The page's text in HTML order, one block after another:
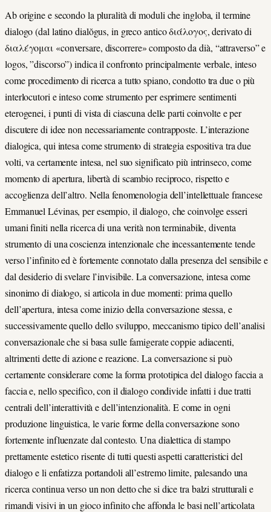
Ab origine e secondo la pluralità di moduli che ingloba, il termine
dialogo (dal latino dialŏgus, in greco antico διάλογος, derivato di
διαλέγομαι «conversare, discorrere» composto da dià, “attraverso” e
logos, ”discorso”) indica il confronto principalmente verbale, inteso
come procedimento di ricerca a tutto spiano, condotto tra due o più
interlocutori e inteso come strumento per esprimere sentimenti
eterogenei, i punti di vista di ciascuna delle parti coinvolte e per
discutere di idee non necessariamente contrapposte. L’interazione
dialogica, qui intesa come strumento di strategia espositiva tra due
volti, va certamente intesa, nel suo significato più intrinseco, come
momento di apertura, libertà di scambio reciproco, rispetto e
accoglienza dell’altro. Nella fenomenologia dell’intellettuale francese
Emmanuel Lévinas, per esempio, il dialogo, che coinvolge esseri
umani finiti nella ricerca di una verità non terminabile, diventa
strumento di una coscienza intenzionale che incessantemente tende
verso l’infinito ed è fortemente connotato dalla presenza del sensibile e
dal desiderio di svelare l’invisibile. La conversazione, intesa come
sinonimo di dialogo, si articola in due momenti: prima quello
dell’apertura, intesa come inizio della conversazione stessa, e
successivamente quello dello sviluppo, meccanismo tipico dell’analisi
conversazionale che si basa sulle famigerate coppie adiacenti,
altrimenti dette di azione e reazione. La conversazione si può
certamente considerare come la forma prototipica del dialogo faccia a
faccia e, nello specifico, con il dialogo condivide infatti i due tratti
centrali dell’interattività e dell’intenzionalità. E come in ogni
produzione linguistica, le varie forme della conversazione sono
fortemente influenzate dal contesto. Una dialettica di stampo
prettamente estetico risente di tutti questi aspetti caratteristici del
dialogo e li enfatizza portandoli all’estremo limite, palesando una
ricerca continua verso un non detto che si dice tra balzi strutturali e
rimandi visivi in un gioco infinito che affonda le basi nell’articolata